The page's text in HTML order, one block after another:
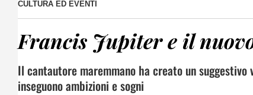
CULTURA ED EVENTI
Francis Jupiter e il
Il cantautore maremmano ha creato un
inseguono ambizioni e sogni